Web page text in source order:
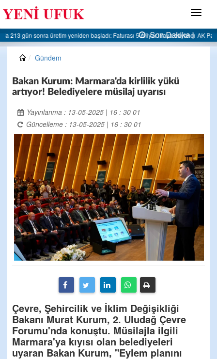
Menü
Son Dakika |AK Parti Ereğli İlçe Başkanlığı’ndan belediyeye sert
Gündem
Bakan Kurum: Marmara'da kirlilik yükü
artıyor! Belediyelere müsilaj uyarısı
Yayınlanma : 13-05-2025 | 16 : 30 01
Güncelleme : 13-05-2025 | 16 : 30 01
Çevre, Şehircilik ve İklim Değişikliği
Bakanı Murat Kurum, 2. Uludağ Çevre
Forumu'nda konuştu. Müsilajla ilgili
Marmara'ya kıyısı olan belediyeleri
uyaran Bakan Kurum, "Eylem planını